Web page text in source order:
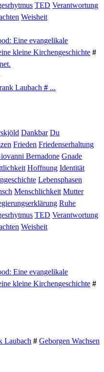
TED Verantwortung
Weisheit
Eine evangelikale
kleine Kirchengeschichte #
Laubach # ...
Dankbar Du
Frieden Friedenserhaltung
Bernadone Gnade
Hoffnung Identität
Lebensphasen
Menschlichkeit Mutter
Ruhe
TED Verantwortung
Weisheit
Eine evangelikale
kleine Kirchengeschichte #
Laubach # Geborgen Wachsen